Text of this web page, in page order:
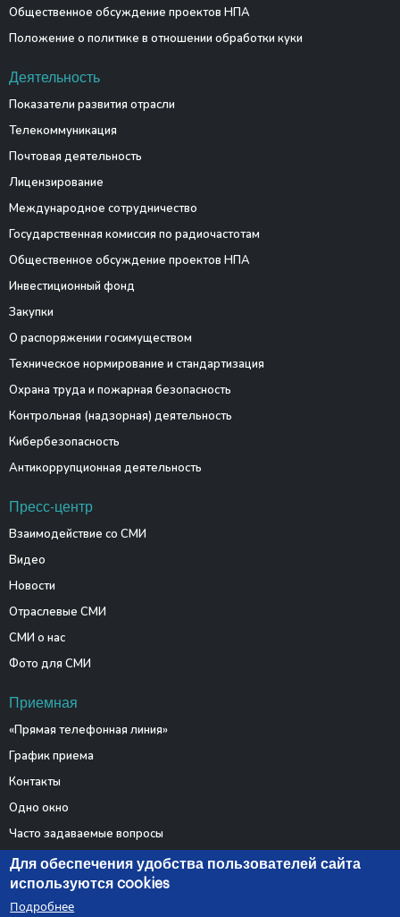
Общественное обсуждение проектов НПА
Положение о политике в отношении обработки куки
Деятельность
Показатели развития отрасли
Телекоммуникация
Почтовая деятельность
Лицензирование
Международное сотрудничество
Государственная комиссия по радиочастотам
Общественное обсуждение проектов НПА
Инвестиционный фонд
Закупки
О распоряжении госимуществом
Техническое нормирование и стандартизация
Охрана труда и пожарная безопасность
Контрольная (надзорная) деятельность
Кибербезопасность
Антикоррупционная деятельность
Пресс-центр
Взаимодействие со СМИ
Видео
Новости
Отраслевые СМИ
СМИ о нас
Фото для СМИ
Приемная
«Прямая телефонная линия»
График приема
Контакты
Одно окно
Часто задаваемые вопросы
Электронные обращения
Для обеспечения удобства пользователей сайта
используются cookies
Подробнее